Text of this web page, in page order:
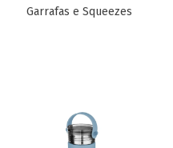
Garrafas e Squeezes